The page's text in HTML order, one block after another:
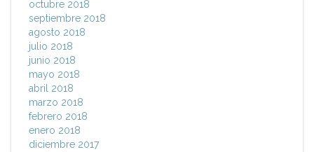
octubre 2018
septiembre 2018
agosto 2018
julio 2018
junio 2018
mayo 2018
abril 2018
marzo 2018
febrero 2018
enero 2018
diciembre 2017